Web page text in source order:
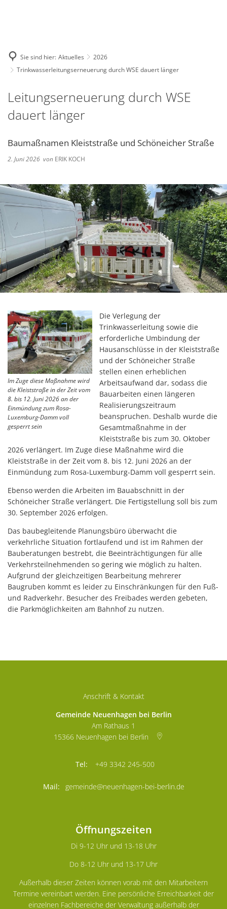
Sie sind hier: Aktuelles
2026
Trinkwasserleitungserneuerung durch WSE dauert länger
Leitungserneuerung durch WSE
dauert länger
Baumaßnamen Kleiststraße und Schöneicher Straße
2. Juni 2026 von ERIK KOCH
Im Zuge diese Maßnahme wird
die Kleiststraße in der Zeit vom
8. bis 12. Juni 2026 an der
Einmündung zum Rosa-
Luxemburg-Damm voll
gesperrt sein
Die Verlegung der
Trinkwasserleitung sowie die
erforderliche Umbindung der
Hausanschlüsse in der Kleiststraße
und der Schöneicher Straße
stellen einen erheblichen
Arbeitsaufwand dar, sodass die
Bauarbeiten einen längeren
Realisierungszeitraum
beanspruchen. Deshalb wurde die
Gesamtmaßnahme in der
Kleiststraße bis zum 30. Oktober
2026 verlängert. Im Zuge diese Maßnahme wird die
Kleiststraße in der Zeit vom 8. bis 12. Juni 2026 an der
Einmündung zum Rosa-Luxemburg-Damm voll gesperrt sein.
Ebenso werden die Arbeiten im Bauabschnitt in der
Schöneicher Straße verlängert. Die Fertigstellung soll bis zum
30. September 2026 erfolgen.
Das baubegleitende Planungsbüro überwacht die
verkehrliche Situation fortlaufend und ist im Rahmen der
Bauberatungen bestrebt, die Beeinträchtigungen für alle
Verkehrsteilnehmenden so gering wie möglich zu halten.
Aufgrund der gleichzeitigen Bearbeitung mehrerer
Baugruben kommt es leider zu Einschränkungen für den Fuß-
und Radverkehr. Besucher des Freibades werden gebeten,
die Parkmöglichkeiten am Bahnhof zu nutzen.
Anschrift & Kontakt
Gemeinde Neuenhagen bei Berlin
Am Rathaus 1
15366 Neuenhagen bei Berlin
+49 3342 245-500
gemeinde@neuenhagen-bei-berlin.de
Öffnungszeiten
Di 9-12 Uhr und 13-18 Uhr
Do 8-12 Uhr und 13-17 Uhr
Außerhalb dieser Zeiten können vorab mit den Mitarbeitern
Termine vereinbart werden. Eine persönliche Erreichbarkeit der
einzelnen Fachbereiche der Verwaltung außerhalb der